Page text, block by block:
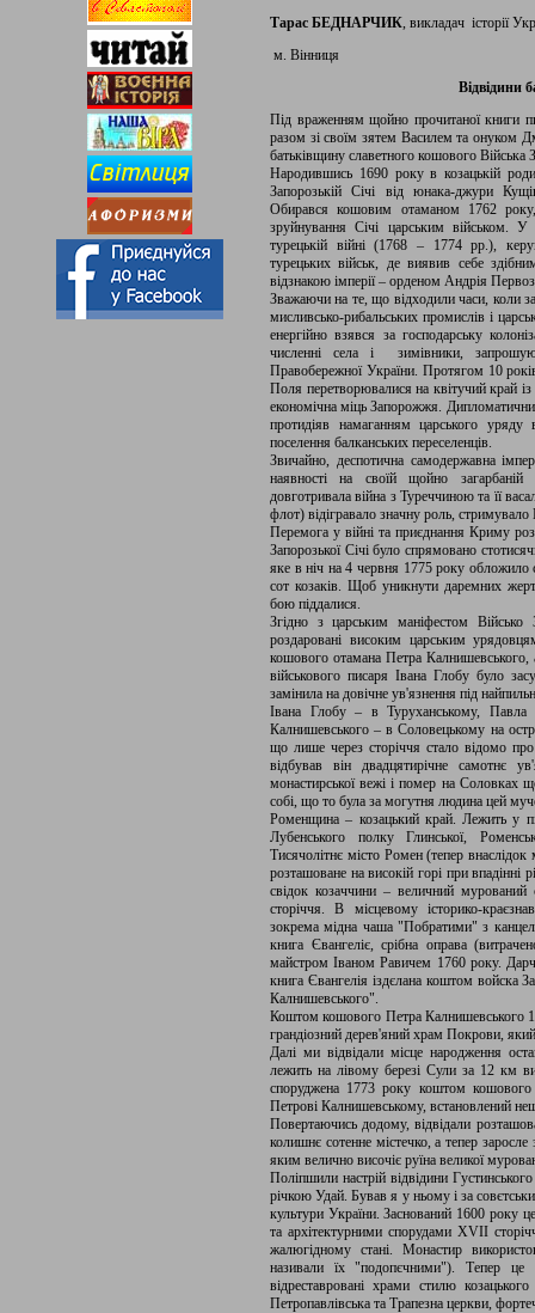
Тарас БЕДНАРЧИК, викладач історії
м. Вінниця
Відвідини
Під враженням щойно прочитаної книги
разом зі своїм зятем Василем та онуком
батьківщину славетного кошового
Народившись 1690 року в козацькій
Запорозькій Січі від юнака-джури
Обирався кошовим отаманом 1762
зруйнування Січі царським військом.
турецькій війні (1768 – 1774 рр.),
турецьких військ, де виявив себе
відзнакою імперії – орденом Андрія
Зважаючи на те, що відходили часи, коли
мисливсько-рибальських промислів і
енергійно взявся за господарську
численні села і зимівники,
Правобережної України. Протягом 10
Поля перетворювалися на квітучий край
економічна міць Запорожжя.
протидіяв намаганням царського уряду
поселення балканських переселенців.
Звичайно, деспотична самодержавна
наявності на своїй щойно загарбаній
довготривала війна з Туреччиною та її
флот) відігравало значну роль,
Перемога у війні та приєднання Криму
Запорозької Січі було спрямовано
яке в ніч на 4 червня 1775 року обложило
сот козаків. Щоб уникнути даремних
бою піддалися.
Згідно з царським маніфестом Військо
роздаровані високим царським
кошового отамана Петра Калнишевського,
військового писаря Івана Глобу було
замінила на довічне ув'язнення під
Івана Глобу – в Туруханському, Павла
Калнишевського – в Соловецькому на
що лише через сторіччя стало відомо
відбував він двадцятирічне самотнє
монастирської вежі і помер на Соловках
собі, що то була за могутня людина цей
Роменщина – козацький край. Лежить у
Лубенського полку Глинської,
Тисячолітнє місто Ромен (тепер
розташоване на високій горі при
свідок козаччини – величний
сторіччя. В місцевому історико-
зокрема мідна чаша "Побратими" з
книга Євангеліє, срібна оправа
майстром Іваном Равичем 1760 року.
книга Євангелія іздєлана коштом войска
Калнишевського".
Коштом кошового Петра Калнишевського
грандіозний дерев'яний храм Покрови,
Далі ми відвідали місце народження
лежить на лівому березі Сули за 12 км
споруджена 1773 року коштом кошового
Петрові Калнишевському, встановлений
Повертаючись додому, відвідали
колишнє сотенне містечко, а тепер
яким велично височіє руїна великої
Поліпшили настрій відвідини
річкою Удай. Бував я у ньому і за
культури України. Заснований 1600 року
та архітектурними спорудами XVII
жалюгідному стані. Монастир
називали їх "подопєчними"). Тепер
відреставровані храми стилю
Петропавлівська та Трапезна церкви,